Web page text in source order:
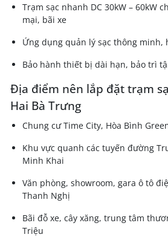
Trạm sạc nhanh DC 30kW – 60kW
mại, bãi xe
Ứng dụng quản lý sạc thông minh,
Bảo hành thiết bị dài hạn, bảo trì
Địa điểm nên lắp đặt trạm
Hai Bà Trưng
Chung cư Time City, Hòa Bình
Khu vực quanh các tuyến đường
Minh Khai
Văn phòng, showroom, gara ô tô
Thanh Nghị
Bãi đỗ xe, cây xăng, trung tâm
Triệu